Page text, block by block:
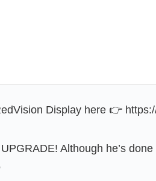
Display here 👉
Although he’s